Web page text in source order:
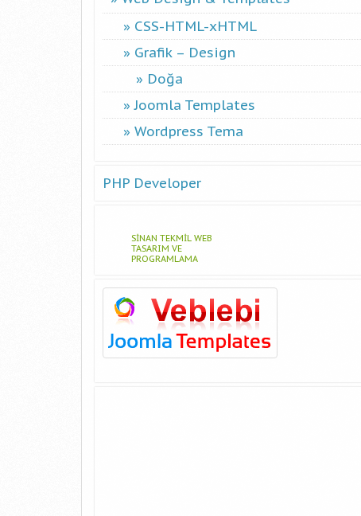
CSS-HTML-xHTML
Grafik – Design
Doğa
Joomla Templates
Wordpress Tema
PHP Developer
SINAN TEKMIL WEB
TASARIM VE
PROGRAMLAMA